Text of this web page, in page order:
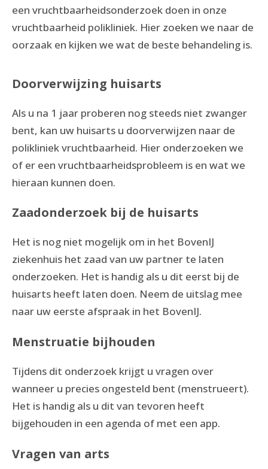
een vruchtbaarheidsonderzoek doen in onze
vruchtbaarheid polikliniek. Hier zoeken we naar de
oorzaak en kijken we wat de beste behandeling is.
Doorverwijzing huisarts
Als u na 1 jaar proberen nog steeds niet zwanger
bent, kan uw huisarts u doorverwijzen naar de
polikliniek vruchtbaarheid. Hier onderzoeken we
of er een vruchtbaarheidsprobleem is en wat we
hieraan kunnen doen.
Zaadonderzoek bij de huisarts
Het is nog niet mogelijk om in het BovenIJ
ziekenhuis het zaad van uw partner te laten
onderzoeken. Het is handig als u dit eerst bij de
huisarts heeft laten doen. Neem de uitslag mee
naar uw eerste afspraak in het BovenIJ.
Menstruatie bijhouden
Tijdens dit onderzoek krijgt u vragen over
wanneer u precies ongesteld bent (menstrueert).
Het is handig als u dit van tevoren heeft
bijgehouden in een agenda of met een app.
Vragen van arts